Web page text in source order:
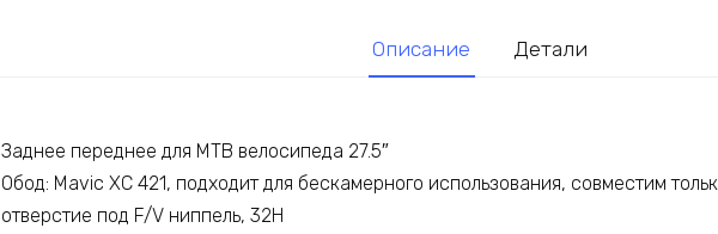
Описание Детали
Заднее переднее для MTB велосипеда 27.5″
Обод: Mavic XC 421, подходит для бескамерного использования, совместим
отверстие под F/V ниппель, 32H